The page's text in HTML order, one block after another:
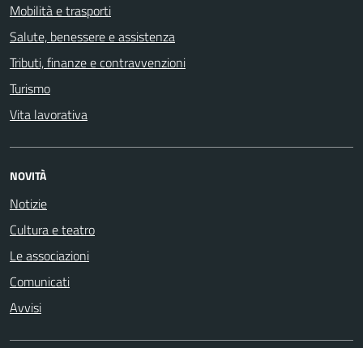
Mobilità e trasporti
Salute, benessere e assistenza
Tributi, finanze e contravvenzioni
Turismo
Vita lavorativa
NOVITÀ
Notizie
Cultura e teatro
Le associazioni
Comunicati
Avvisi